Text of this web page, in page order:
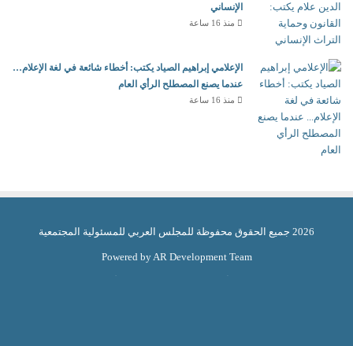
الإنساني
منذ 16 ساعة
الإعلامي إبراهيم الصياد يكتب: أخطاء شائعة في لغة الإعلام…
عندما يصنع المصطلح الرأي العام
منذ 16 ساعة
2026 جميع الحقوق محفوظة للمجلس العربي للمسئولية المجتمعية
Powered by AR Development Team